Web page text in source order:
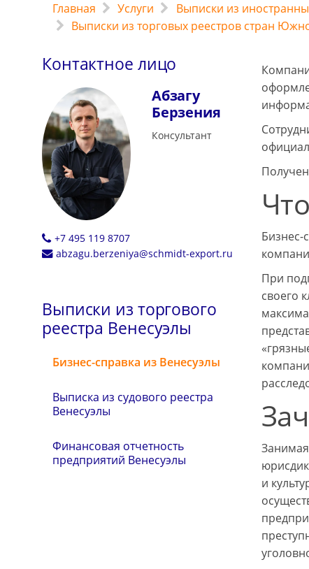
Главная Услуги
Выписки из
Выписки из торговых реестров стран
Контактное лицо
Абзагу
Берзения
Консультант
+7 495 119 8707
abzagu.berzeniya@schmidt-export.ru
Выписки из торгового
реестра Венесуэлы
Бизнес-справка из Венесуэлы
Выписка из судового реестра
Венесуэлы
Финансовая отчетность
предприятий Венесуэлы
Бизнес-
При
своего
и